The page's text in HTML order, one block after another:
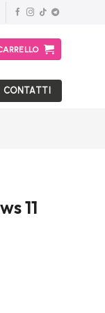
CONTATTI
11